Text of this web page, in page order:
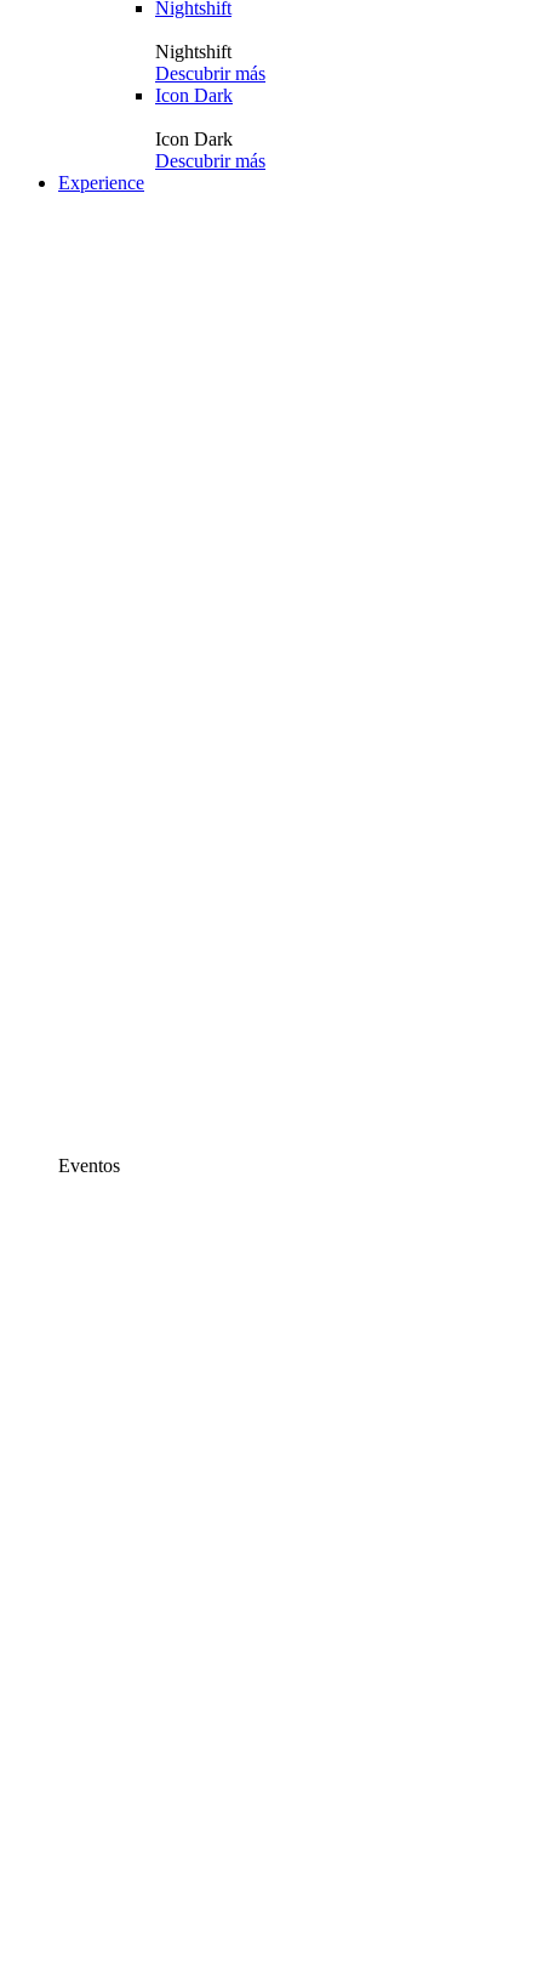
Nightshift
Nightshift
Descubrir más
Icon Dark
Icon Dark
Descubrir más
Experience
Eventos